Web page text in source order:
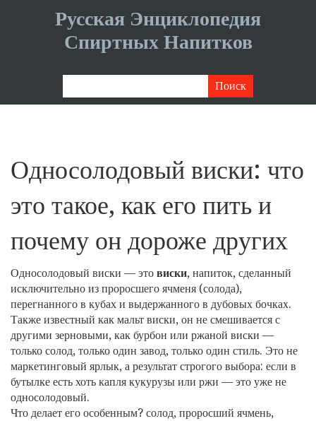
Русская Энциклопедия
Спиртных Напитков
Односолодовый виски: что
это такое, как его пить и
почему он дороже других
Односолодовый виски — это виски, напиток, сделанный
исключительно из проросшего ячменя (солода),
перегнанного в кубах и выдержанного в дубовых бочках.
Также известный как мальт виски, он не смешивается с
другими зерновыми, как бурбон или ржаной виски —
только солод, только один завод, только один стиль. Это не
маркетинговый ярлык, а результат строгого выбора: если в
бутылке есть хоть капля кукурузы или ржи — это уже не
односолодовый.
Что делает его особенным? солод, проросший ячмень,